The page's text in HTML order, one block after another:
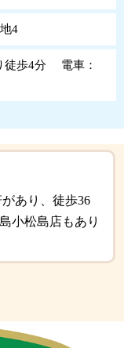
4
徒歩4分 電車：
あり、徒歩36
小松島店もあり